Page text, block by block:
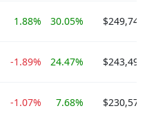
1.88% 30.05%
-1.89% 24.47%
-1.07% 7.68%